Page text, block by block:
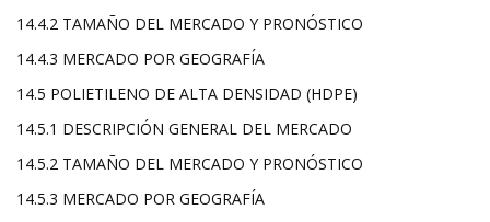
14.4.2 TAMAÑO DEL MERCADO Y PRONÓSTICO
14.4.3 MERCADO POR GEOGRAFÍA
14.5 POLIETILENO DE ALTA DENSIDAD (HDPE)
14.5.1 DESCRIPCIÓN GENERAL DEL MERCADO
14.5.2 TAMAÑO DEL MERCADO Y PRONÓSTICO
14.5.3 MERCADO POR GEOGRAFÍA